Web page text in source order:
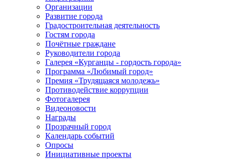
Организации
Развитие города
Градостроительная деятельность
Гостям города
Почётные граждане
Руководители города
Галерея «Курганцы - гордость города»
Программа «Любимый город»
Премия «Трудящаяся молодежь»
Противодействие коррупции
Фотогалерея
Видеоновости
Награды
Прозрачный город
Календарь событий
Опросы
Инициативные проекты